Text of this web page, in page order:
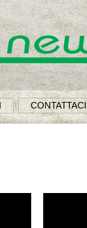
CONTATTACI